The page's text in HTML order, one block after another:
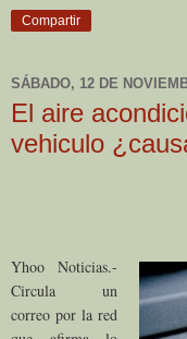
Compartir
SÁBADO, 12 DE
El aire
vehiculo
Yhoo Noticias.-
Circula un
correo por la red